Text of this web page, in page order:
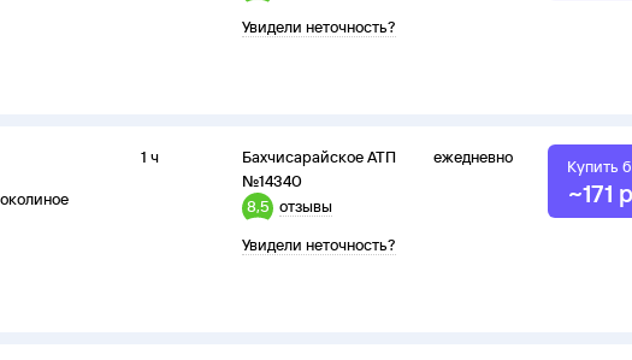
Увидели неточность?
1 ч
Бахчисарайское АТП
№14340
8,5 отзывы
Увидели неточность?
ежедневно Купить
~171